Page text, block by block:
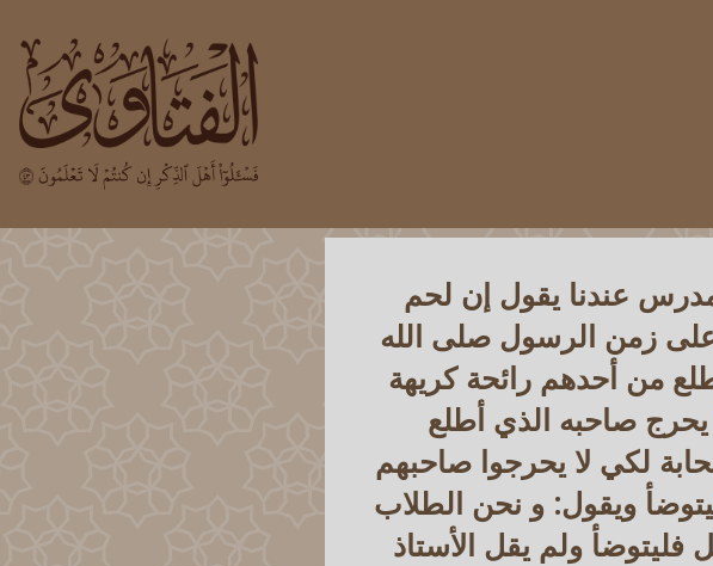
عندنا يقول إن لحم
على زمن الرسول صلى الله
من أحدهم رائحة كريهة
صاحبه الذي أطلع
لكي لا يحرجوا صاحبهم
ويقول: و نحن الطلاب
فليتوضأ ولم يقل الأستاذ